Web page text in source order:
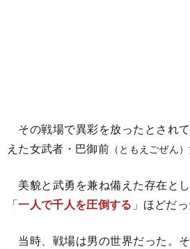
その戦場で異彩を放ったとされ
えた女武者・巴御前（ともえごぜん）
美貌と武勇を兼ね備えた存在と
「一人で千人を圧倒する 」ほどだ
当時、戦場は男の世界だった。そ